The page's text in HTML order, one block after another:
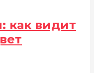
как видит